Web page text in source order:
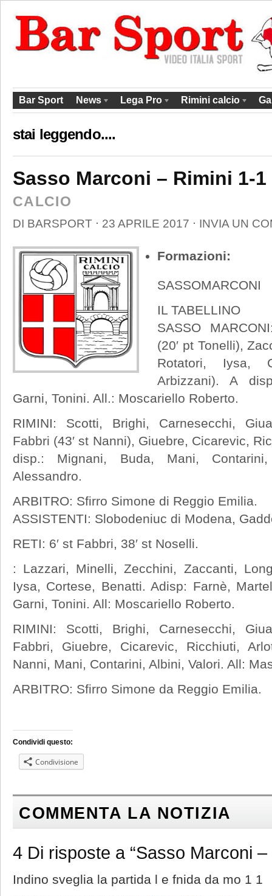
Bar Sport News Lega Pro Rimini calcio
stai leggendo....
Sasso Marconi – Rimini 1-1
CALCIO
DI BARSPORT ⋅ 23 APRILE 2017 ⋅ INVIA UN
Formazioni:
SASSOMARCONI
IL TABELLINO
SASSO
(20′ pt Tonelli),
Rotatori, Iysa,
Arbizzani). A
Garni, Tonini. All.: Moscariello Roberto.
RIMINI: Scotti, Brighi, Carnesecchi,
Fabbri (43′ st Nanni), Giuebre, Cicarevic,
disp.: Mignani, Buda, Mani,
Alessandro.
ARBITRO: Sfirro Simone di Reggio Emilia.
ASSISTENTI: Slobodeniuc di Modena,
RETI: 6′ st Fabbri, 38′ st Noselli.
: Lazzari, Minelli, Zecchini, Zaccanti,
Iysa, Cortese, Benatti. Adisp: Farnè,
Garni, Tonini. All: Moscariello Roberto.
RIMINI: Scotti, Brighi, Carnesecchi,
Fabbri, Giuebre, Cicarevic, Ricchiuti,
Nanni, Mani, Contarini, Albini, Valori. All:
ARBITRO: Sfirro Simone da Reggio Emilia.
Condividi questo:
Condivisione
COMMENTA LA NOTIZIA
4 Di risposte a “Sasso Marconi –
Indino sveglia la partida l e fnida da mo 1 1